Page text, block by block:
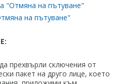
"Отмяна на пътуване"
на пътуване"
прехвърли сключения от
пакет на друго лице, което